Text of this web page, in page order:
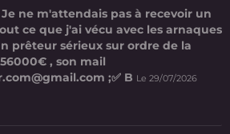
ne m'attendais pas à recevoir un
ce que j'ai vécu avec les arnaques
prêteur sérieux sur ordre de la
, son mail
;✅ B Le 29/07/2026